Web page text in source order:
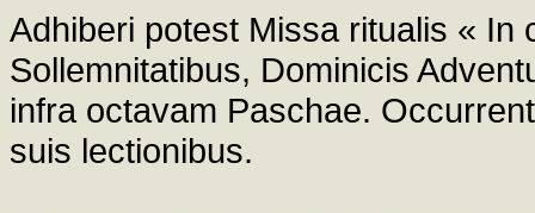
Adhiberi potest Missa ritualis «
Sollemnitatibus, Dominicis
infra octavam Paschae.
suis lectionibus.